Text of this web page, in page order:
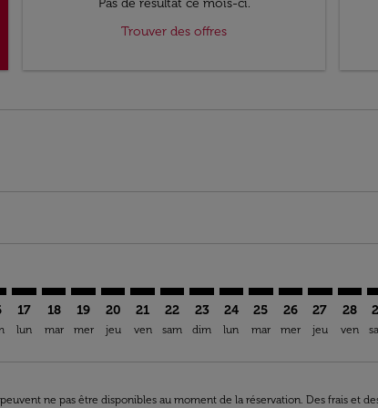
Pas de résultat ce mois-ci.
Trouver des offres
17
lun
18
mar
MRS–NIM: cmp-view-offers-disclaimer.
19
mer
MRS–NIM: cmp-view-offers-disclaimer.
20
jeu
MRS–NIM: cmp-view-offers-
21
ven
MRS–NIM: cmp-view-offers-
22
sam
MRS–NIM: cmp-view-
23
dim
MRS–NIM: cmp-view-
24
lun
MRS–NIM: cmp-
25
mar
MRS–NIM:
26
mer
27
jeu
28
ven
ne pas être disponibles au moment de la réservation. Des frais et